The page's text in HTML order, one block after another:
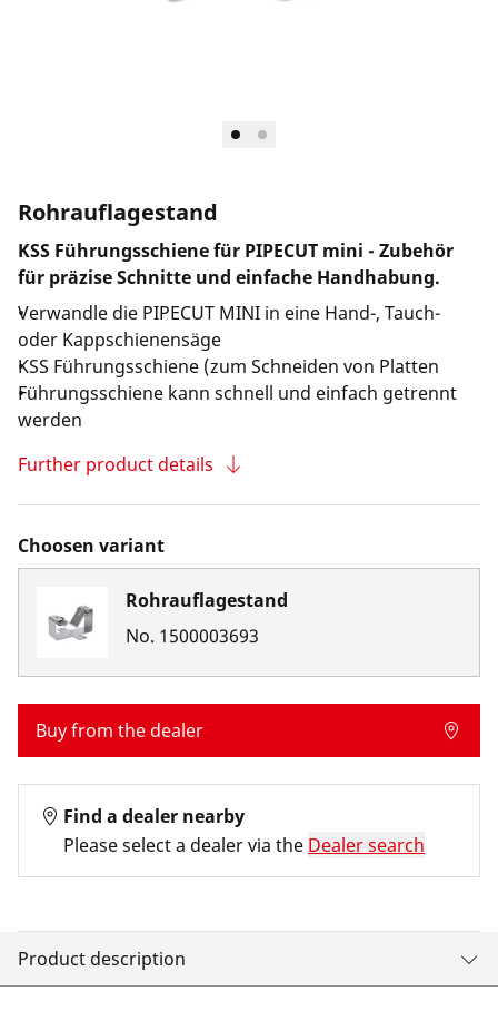
Rohrauflagestand
KSS Führungsschiene für PIPECUT mini - Zubehör
für präzise Schnitte und einfache Handhabung.
Verwandle die PIPECUT MINI in eine Hand-, Tauch-
oder Kappschienensäge
KSS Führungsschiene (zum Schneiden von Platten
Führungsschiene kann schnell und einfach getrennt
werden
Further product details
Choosen variant
Rohrauflagestand
No. 1500003693
Buy from the dealer
Find a dealer nearby
Please select a dealer via the Dealer search
Product description